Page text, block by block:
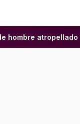
atropellado